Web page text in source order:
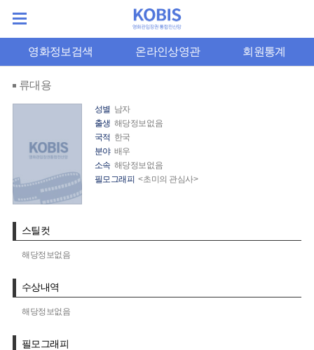
영화정보검색 온라인상영관 회원통계
류대용
성별 남자
출생 해당정보없음
국적 한국
분야 배우
소속 해당정보없음
필모그래피 <초미의 관심사>
스틸컷
해당정보없음
수상내역
해당정보없음
필모그래피